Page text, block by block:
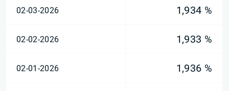
02-03-2026 1,934 %
02-02-2026 1,933 %
02-01-2026 1,936 %